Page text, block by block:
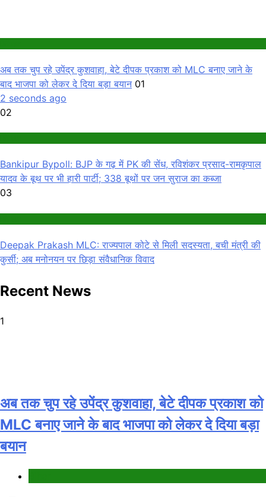
अब तक चुप रहे उपेंद्र कुशवाहा, बेटे दीपक प्रकाश को MLC बनाए जाने के
बाद भाजपा को लेकर दे दिया बड़ा बयान 01
2 seconds ago
02
Bankipur Bypoll: BJP के गढ़ में PK की सेंध, रविशंकर प्रसाद-रामकृपाल
यादव के बूथ पर भी हारी पार्टी; 338 बूथों पर जन सुराज का कब्जा
03
Deepak Prakash MLC: राज्यपाल कोटे से मिली सदस्यता, बची मंत्री की
कुर्सी; अब मनोनयन पर छिड़ा संवैधानिक विवाद
Recent News
1
अब तक चुप रहे उपेंद्र कुशवाहा, बेटे दीपक प्रकाश को
MLC बनाए जाने के बाद भाजपा को लेकर दे दिया बड़ा
बयान